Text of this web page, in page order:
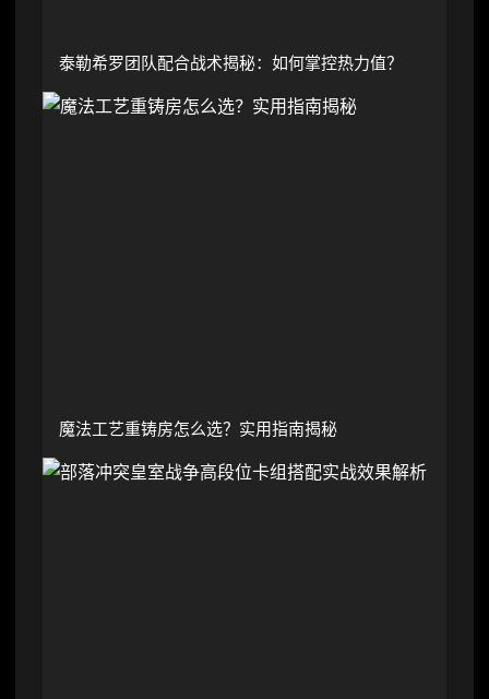
泰勒希罗团队配合战术揭秘：如何掌控热力值？
魔法工艺重铸房怎么选？实用指南揭秘